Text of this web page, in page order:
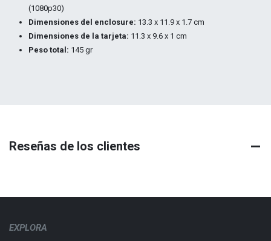
(1080p30)
Dimensiones del enclosure: 13.3 x 11.9 x 1.7 cm
Dimensiones de la tarjeta: 11.3 x 9.6 x 1 cm
Peso total: 145 gr
Reseñas de los clientes
EXPLORA